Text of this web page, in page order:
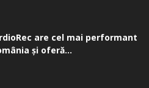
are cel mai performant
și oferă...